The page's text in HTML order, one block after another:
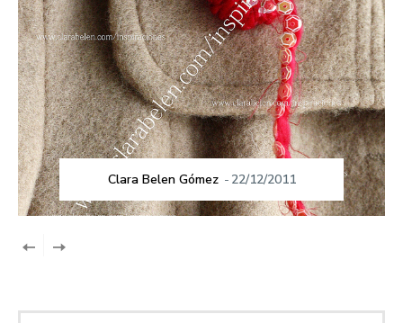
Clara Belen Gómez - 22/12/2011